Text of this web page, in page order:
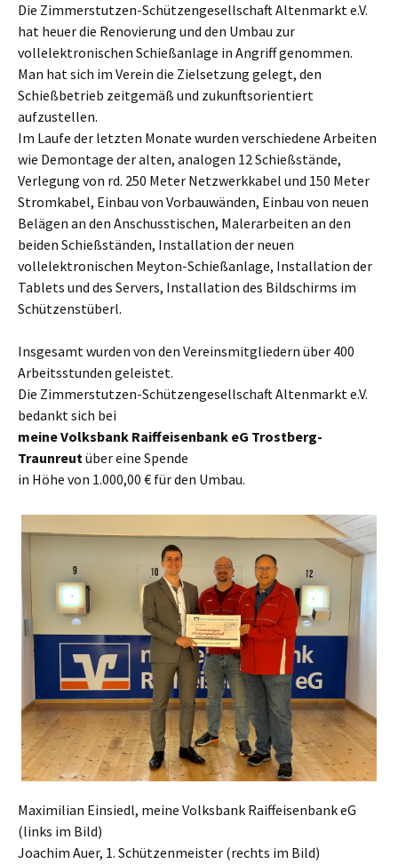
Die Zimmerstutzen-Schützengesellschaft Altenmarkt e.V.
hat heuer die Renovierung und den Umbau zur
vollelektronischen Schießanlage in Angriff genommen.
Man hat sich im Verein die Zielsetzung gelegt, den
Schießbetrieb zeitgemäß und zukunftsorientiert
aufzustellen.
Im Laufe der letzten Monate wurden verschiedene Arbeiten
wie Demontage der alten, analogen 12 Schießstände,
Verlegung von rd. 250 Meter Netzwerkkabel und 150 Meter
Stromkabel, Einbau von Vorbauwänden, Einbau von neuen
Belägen an den Anschusstischen, Malerarbeiten an den
beiden Schießständen, Installation der neuen
vollelektronischen Meyton-Schießanlage, Installation der
Tablets und des Servers, Installation des Bildschirms im
Schützenstüberl.
Insgesamt wurden von den Vereinsmitgliedern über 400
Arbeitsstunden geleistet.
Die Zimmerstutzen-Schützengesellschaft Altenmarkt e.V.
bedankt sich bei
meineVolksbank Raiffeisenbank eG Trostberg-
Traunreutüber eine Spende
in Höhe von 1.000,00 € für den Umbau.
Maximilian Einsiedl, meine Volksbank Raiffeisenbank eG
(links im Bild)
Joachim Auer, 1. Schützenmeister (rechts im Bild)